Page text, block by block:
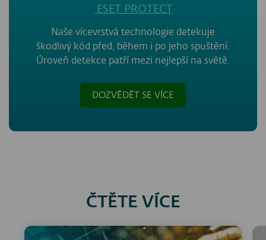
ESET PROTECT
Naše vícevrstvá technologie detekuje
škodlivý kód před, během i po jeho spuštění.
Úroveň detekce patří mezi nejlepší na světě.
DOZVĚDĚT SE VÍCE
ČTĚTE VÍCE